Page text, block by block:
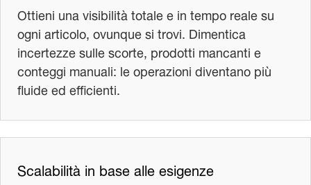
Ottieni una visibilità totale e in tempo reale su
ogni articolo, ovunque si trovi. Dimentica
incertezze sulle scorte, prodotti mancanti e
conteggi manuali: le operazioni diventano più
fluide ed efficienti.
Scalabilità in base alle esigenze